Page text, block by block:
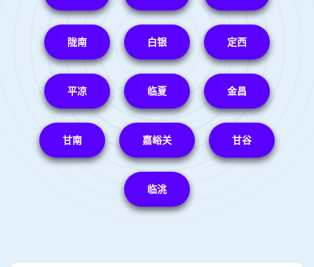
陇南 白银 定西
平凉 临夏 金昌
甘南 嘉峪关 甘谷
临洮